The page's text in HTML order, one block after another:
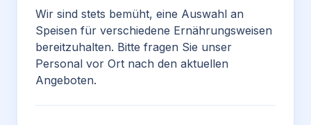
Wir sind stets bemüht, eine Auswahl an
Speisen für verschiedene Ernährungsweisen
bereitzuhalten. Bitte fragen Sie unser
Personal vor Ort nach den aktuellen
Angeboten.